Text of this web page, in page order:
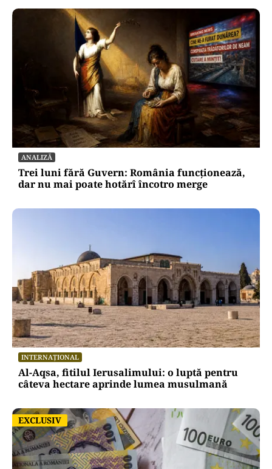
ANALIZĂ
Trei luni fără Guvern: România funcționează,
dar nu mai poate hotărî încotro merge
INTERNAȚIONAL
Al-Aqsa, fitilul Ierusalimului: o luptă pentru
câteva hectare aprinde lumea musulmană
EXCLUSIV
EXCLUSIV